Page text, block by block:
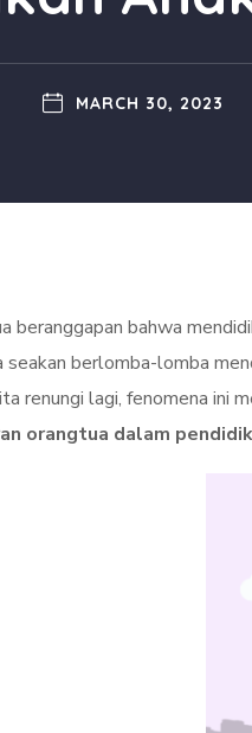
MARCH 30, 2023
beranggapan bahwa
seakan berlomba-lomba
renungi lagi, fenomena ini
orangtua dalam